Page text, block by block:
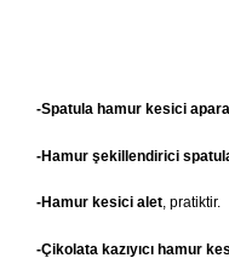
-Spatula hamur kesici
-Hamur şekillendirici
-Hamur kesici alet, pratiktir.
-Çikolata kazıyıcı hamur